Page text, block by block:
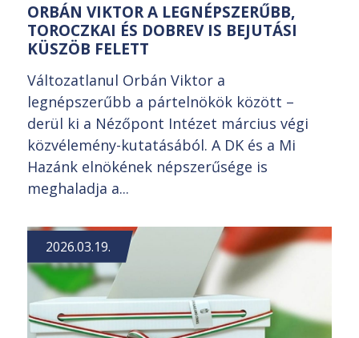
ORBÁN VIKTOR A LEGNÉPSZERŰBB,
TOROCZKAI ÉS DOBREV IS BEJUTÁSI
KÜSZÖB FELETT
Változatlanul Orbán Viktor a
legnépszerűbb a pártelnökök között –
derül ki a Nézőpont Intézet március végi
közvélemény-kutatásából. A DK és a Mi
Hazánk elnökének népszerűsége is
meghaladja a...
2026.03.19.